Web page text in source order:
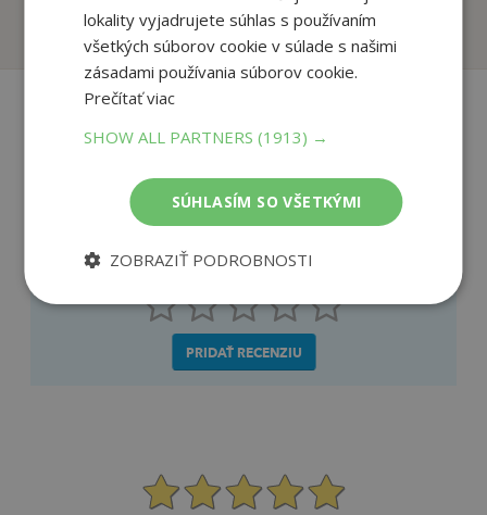
Na sklade Na sklade
Recenzie čitateľov
Napíšte recenziu a môžete vyhrať
Ako sa vám páčila kniha?
PRIDAŤ RECENZIU
lokality vyjadrujete súhlas s používaním
všetkých súborov cookie v súlade s našimi
zásadami používania súborov cookie.
Prečítať viac
SHOW ALL PARTNERS(1913) →
SÚHLASÍM SO VŠETKÝMI
ZOBRAZIŤ PODROBNOSTI